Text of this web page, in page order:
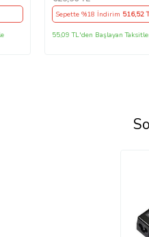
Sepette %18 İndirim 516,52
55,09 TL'den Başlayan